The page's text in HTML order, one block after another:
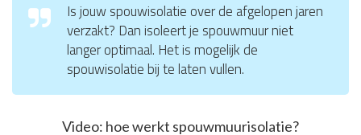
Is jouw spouwisolatie over de afgelopen jaren
verzakt? Dan isoleert je spouwmuur niet
langer optimaal. Het is mogelijk de
spouwisolatie bij te laten vullen.
Video: hoe werkt spouwmuurisolatie?